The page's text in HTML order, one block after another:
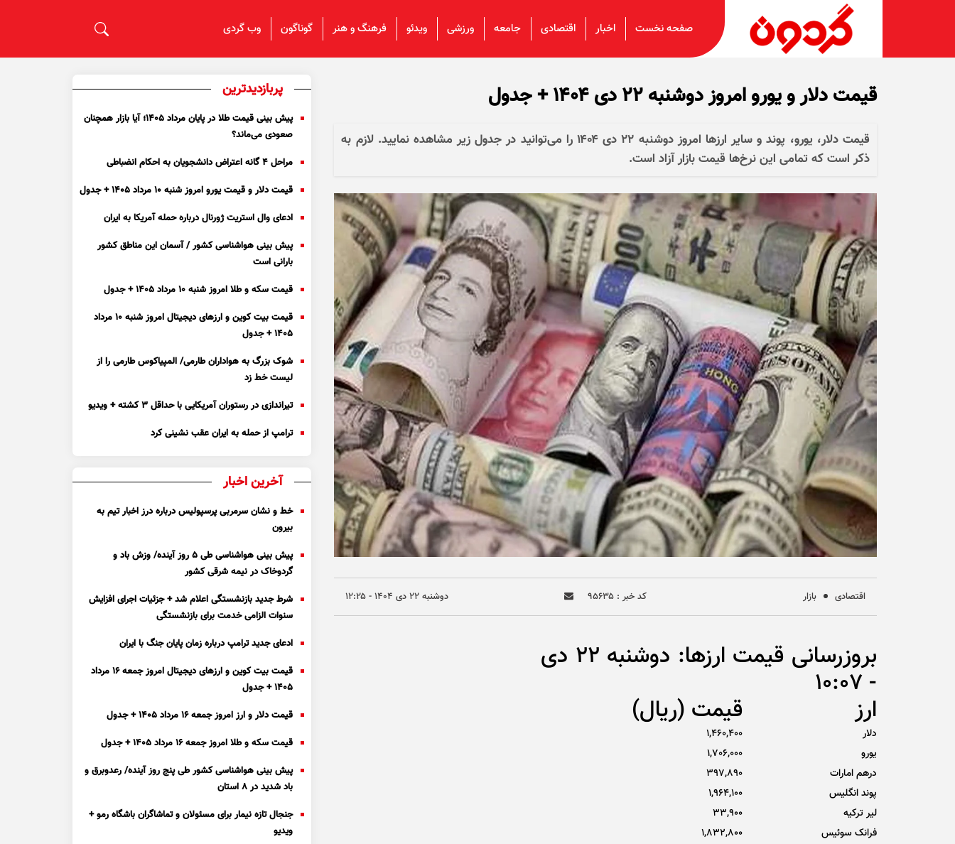
صفحه نخست اخبار اقتصادی جامعه ورزشی ویدئو فرهنگ و هنر گوناگون وب گردی
قیمت دلار و یورو امروز دوشنبه ۲۲ دی ۱۴۰۴ + جدول
قیمت دلار، یورو، پوند و سایر ارز‌ها امروز دوشنبه ۲۲ دی ۱۴۰۴ را می‌توانید در جدول زیر مشاهده نمایید. لازم به
ذکر است که تمامی این نرخ‌ها قیمت بازار آزاد است.
اقتصادی بازار کد خبر : ۹۵۶۳۵ دوشنبه ۲۲ دی ۱۴۰۴ - ۱۲:۲۵
بروزرسانی قیمت ارزها: دوشنبه 22 دی
- 10:07
ارز قیمت (ریال)
دلار
1,460,400
یورو
1,706,000
درهم امارات
397,890
پوند انگلیس
1,964,100
لیر ترکیه
33,900
فرانک سوئیس
1,832,800
پربازدیدترین
پیش بینی قیمت طلا در پایان مرداد 1405؛ آیا بازار همچنان
صعودی می‌ماند؟
مراحل ۴ گانه اعتراض دانشجویان به احکام انضباطی
قیمت دلار و قیمت یورو امروز شنبه ۱۰ مرداد ۱۴۰۵ + جدول
ادعای وال استریت ژورنال درباره حمله آمریکا به ایران
پیش بینی هواشناسی کشور / آسمان این مناطق کشور
بارانی است
قیمت سکه و طلا امروز شنبه ۱۰ مرداد ۱۴۰۵ + جدول
قیمت بیت کوین و ارز‌های دیجیتال امروز شنبه ۱۰ مرداد
۱۴۰۵ + جدول
شوک بزرگ به هواداران طارمی/ المپیاکوس طارمی را از
لیست خط زد
تیراندازی در رستوران آمریکایی با حداقل ۳ کشته + ویدیو
ترامپ از حمله به ایران عقب نشینی کرد
آخرین اخبار
خط و نشان سرمربی پرسپولیس درباره درز اخبار تیم به
بیرون
پیش بینی هواشناسی طی ۵ روز آینده/ وزش باد و
گردوخاک در نیمه شرقی کشور
شرط جدید بازنشستگی اعلام شد + جزئیات اجرای افزایش
سنوات الزامی خدمت برای بازنشستگی
ادعای جدید ترامپ درباره زمان پایان جنگ با ایران
قیمت بیت کوین و ارز‌های دیجیتال امروز جمعه ۱۶ مرداد
۱۴۰۵ + جدول
قیمت دلار و ارز امروز جمعه ۱۶ مرداد ۱۴۰۵ + جدول
قیمت سکه و طلا امروز جمعه ۱۶ مرداد ۱۴۰۵ + جدول
پیش بینی هواشناسی کشور طی پنج روز آینده/ رعدوبرق و
باد شدید در ۸ استان
جنجال تازه نیمار برای مسئولان و تماشاگران باشگاه رمو +
ویدیو